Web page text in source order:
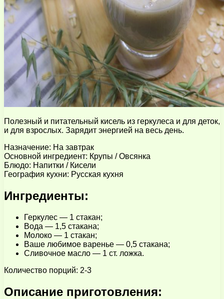
Полезный и питательный кисель из геркулеса и для деток,
и для взрослых. Зарядит энергией на весь день.
Назначение: На завтрак
Основной ингредиент: Крупы / Овсянка
Блюдо: Напитки / Кисели
География кухни: Русская кухня
Ингредиенты:
Геркулес — 1 стакан;
Вода — 1,5 стакана;
Молоко — 1 стакан;
Ваше любимое варенье — 0,5 стакана;
Сливочное масло — 1 ст. ложка.
Количество порций: 2-3
Описание приготовления: